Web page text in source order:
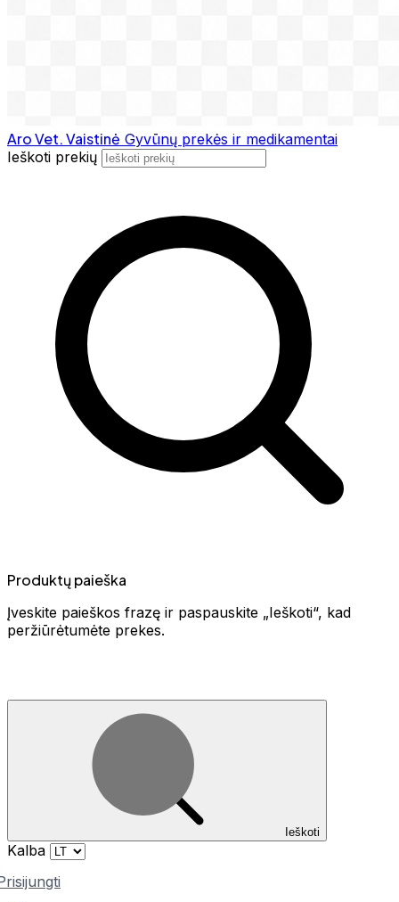
Aro Vet. Vaistinė Gyvūnų prekės ir medikamentai
Ieškoti prekių
Produktų paieška
Įveskite paieškos frazę ir paspauskite „Ieškoti“, kad
peržiūrėtumėte prekes.
Ieškoti
Kalba